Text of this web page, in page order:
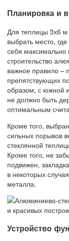
Планировка и
Для теплицы 3х6
выбрать место,
себя максимально
строительство
важное правило –
препятствующих
образом, с южной
не должно быть
оптимальным
Кроме того,
сильных порывов
стеклянной
Кроме того, не
подвижен,
в некоторых
металла.
Устройство